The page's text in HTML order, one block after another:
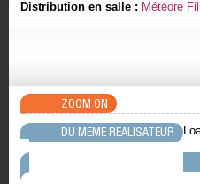
Distribution en salle : Météore
ZOOM ON
DU MEME REALISATEUR